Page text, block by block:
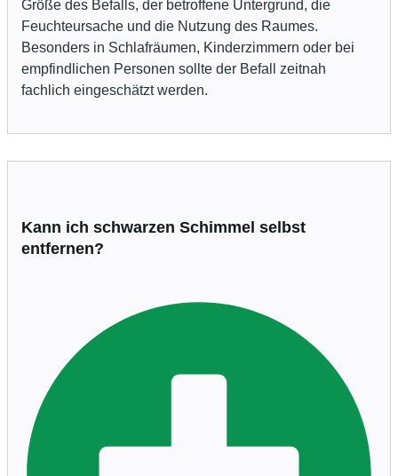
Größe des Befalls, der betroffene Untergrund, die
Feuchteursache und die Nutzung des Raumes.
Besonders in Schlafräumen, Kinderzimmern oder bei
empfindlichen Personen sollte der Befall zeitnah
fachlich eingeschätzt werden.
Kann ich schwarzen Schimmel selbst
entfernen?